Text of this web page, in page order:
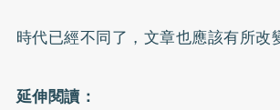
時代已經不同了，文章也應該有所改
延伸閱讀：